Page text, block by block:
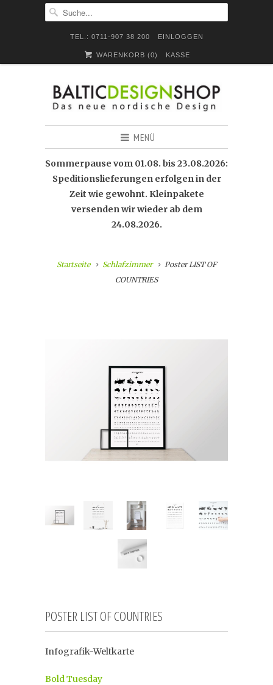
TEL.: 0711-907 38 200 EINLOGGEN
WARENKORB (0) KASSE
MENÜ
Sommerpause vom 01.08. bis 23.08.2026:
Speditionslieferungen erfolgen in der
Zeit wie gewohnt. Kleinpakete
versenden wir wieder ab dem
24.08.2026.
Startseite Schlafzimmer
Poster LIST OF
COUNTRIES
POSTER LIST OF COUNTRIES
Infografik-Weltkarte
Bold Tuesday